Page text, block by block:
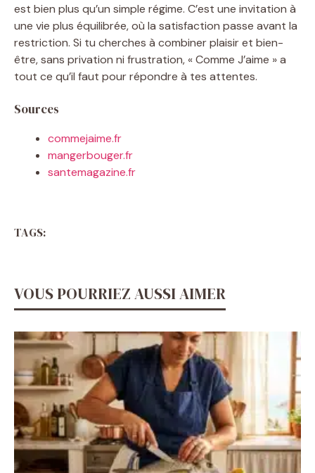
est bien plus qu’un simple régime. C’est une invitation à
une vie plus équilibrée, où la satisfaction passe avant la
restriction. Si tu cherches à combiner plaisir et bien-
être, sans privation ni frustration, « Comme J’aime » a
tout ce qu’il faut pour répondre à tes attentes.
Sources
commejaime.fr
mangerbouger.fr
santemagazine.fr
TAGS:
VOUS POURRIEZ AUSSI AIMER